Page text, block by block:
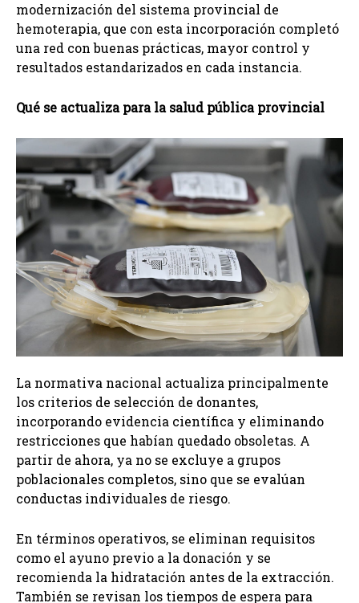
modernización del sistema provincial de
hemoterapia, que con esta incorporación completó
una red con buenas prácticas, mayor control y
resultados estandarizados en cada instancia.
Qué se actualiza para la salud pública provincial
La normativa nacional actualiza principalmente
los criterios de selección de donantes,
incorporando evidencia científica y eliminando
restricciones que habían quedado obsoletas. A
partir de ahora, ya no se excluye a grupos
poblacionales completos, sino que se evalúan
conductas individuales de riesgo.
En términos operativos, se eliminan requisitos
como el ayuno previo a la donación y se
recomienda la hidratación antes de la extracción.
También se revisan los tiempos de espera para